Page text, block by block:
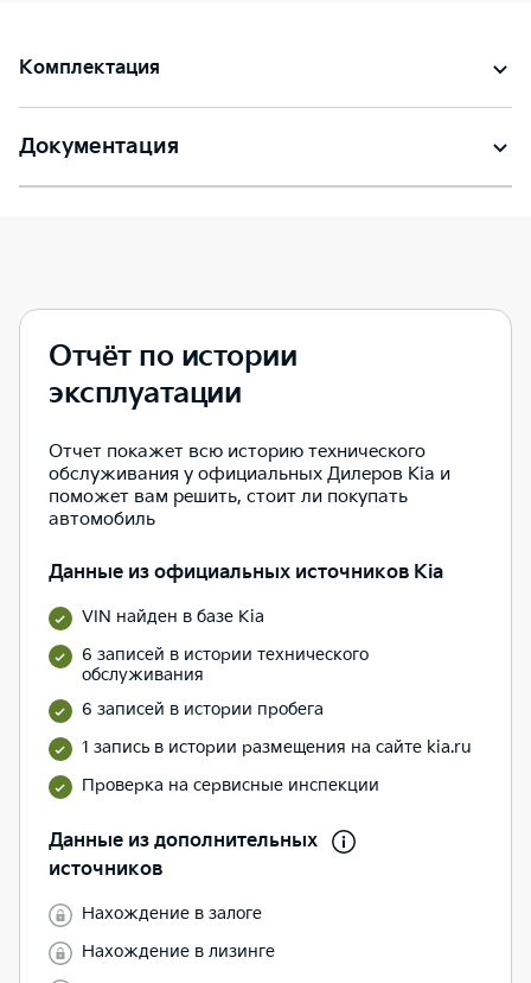
Комплектация
Документация
Отчёт по истории
эксплуатации
Отчет покажет всю историю технического
обслуживания у официальных Дилеров Kia и
поможет вам решить, стоит ли покупать
автомобиль
Данные из официальных источников Kia
VIN найден в базе Kia
6 записей в истории технического
обслуживания
6 записей в истории пробега
1 запись в истории размещения на сайте kia.ru
Проверка на сервисные инспекции
Данные из дополнительных
источников
Нахождение в залоге
Нахождение в лизинге